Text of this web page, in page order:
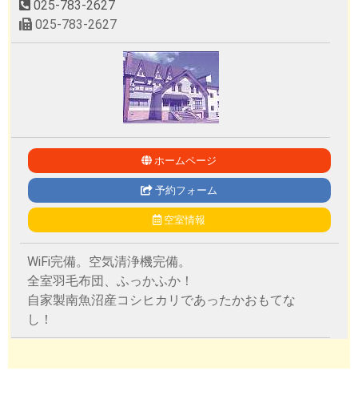
025-783-2627
025-783-2627
ホームページ
予約フォーム
空室情報
WiFi完備。空気清浄機完備。
全室羽毛布団、ふっかふか！
自家製南魚沼産コシヒカリであったかおもてな
し！